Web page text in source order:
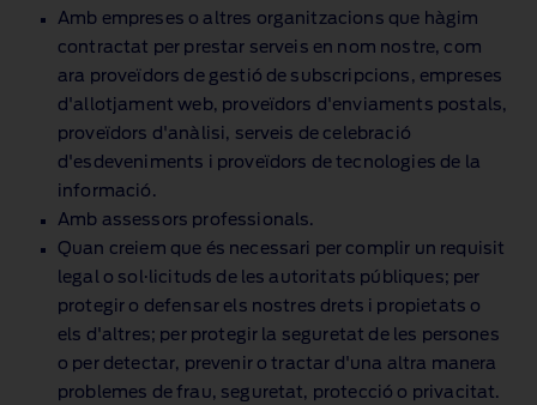
Amb empreses o altres organitzacions que hàgim
contractat per prestar serveis en nom nostre, com
ara proveïdors de gestió de subscripcions, empreses
d'allotjament web, proveïdors d'enviaments postals,
proveïdors d'anàlisi, serveis de celebració
d'esdeveniments i proveïdors de tecnologies de la
informació.
Amb assessors professionals.
Quan creiem que és necessari per complir un requisit
legal o sol·licituds de les autoritats públiques; per
protegir o defensar els nostres drets i propietats o
els d'altres; per protegir la seguretat de les persones
o per detectar, prevenir o tractar d'una altra manera
problemes de frau, seguretat, protecció o privacitat.